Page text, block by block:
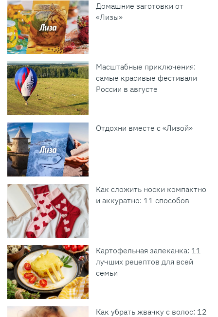
Домашние заготовки от
«Лизы»
Масштабные приключения:
самые красивые фестивали
России в августе
Отдохни вместе с «Лизой»
Как сложить носки компактно
и аккуратно: 11 способов
Картофельная запеканка: 11
лучших рецептов для всей
семьи
Как убрать жвачку с волос: 12